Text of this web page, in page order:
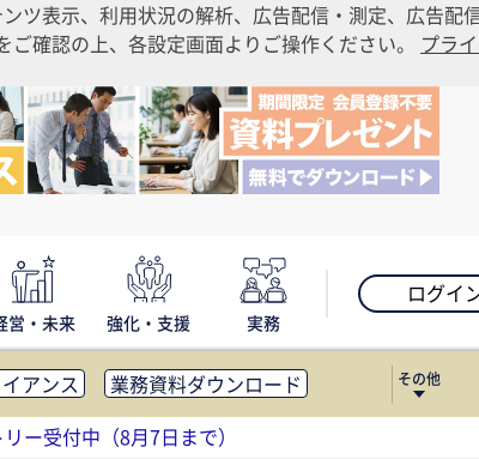
ツ表示、利用状況の解析、広告配信・測定、広告配
確認の上、各設定画面よりご操作ください。 プラ
営・未来 強化・支援 実務
ログイ
アンス
業務資料ダウンロード
ーション活性化
FM・オフィス移転
ーシング・BPO
調査・レポート
その他
ー受付中（8月7日まで）